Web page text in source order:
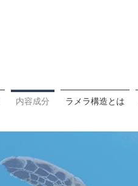
内容成分 ラメラ構造とは